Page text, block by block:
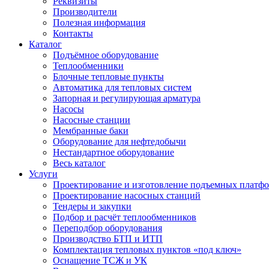
Производители
Полезная информация
Контакты
Каталог
Подъёмное оборудование
Теплообменники
Блочные тепловые пункты
Автоматика для тепловых систем
Запорная и регулирующая арматура
Насосы
Насосные станции
Мембранные баки
Оборудование для нефтедобычи
Нестандартное оборудование
Весь каталог
Услуги
Проектирование и изготовление подъемных
Проектирование насосных станций
Тендеры и закупки
Подбор и расчёт теплообменников
Переподбор оборудования
Производство БТП и ИТП
Комплектация тепловых пунктов «под ключ»
Оснащение ТСЖ и УК